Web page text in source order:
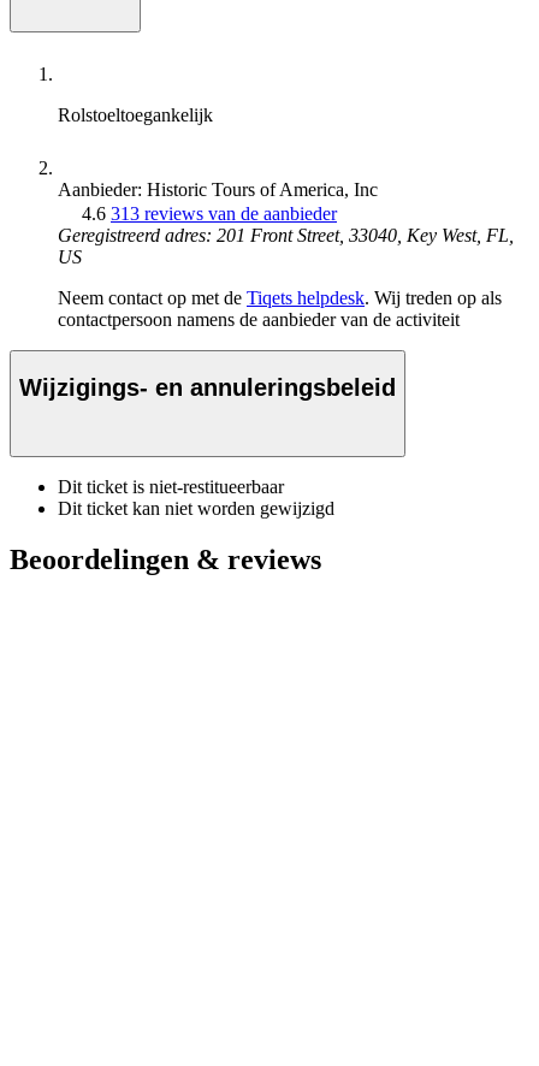
Rolstoeltoegankelijk
Aanbieder: Historic Tours of America, Inc
4.6 313 reviews van de aanbieder
Geregistreerd adres: 201 Front Street, 33040, Key West, FL,
US
Neem contact op met de Tiqets helpdesk. Wij treden op als
contactpersoon namens de aanbieder van de activiteit
Wijzigings- en annuleringsbeleid
Dit ticket is niet-restitueerbaar
Dit ticket kan niet worden gewijzigd
Beoordelingen & reviews